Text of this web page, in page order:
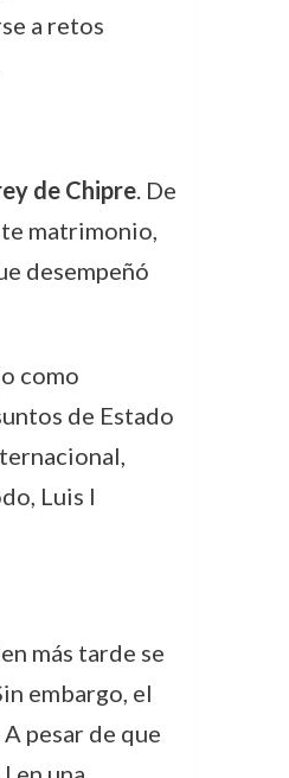
a retos
de Chipre. De
matrimonio,
desempeñó
como
de Estado
Luis I
más tarde se
embargo, el
pesar de que